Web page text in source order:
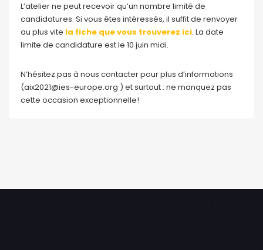
L’atelier ne peut recevoir qu’un nombre limité de
candidatures. Si vous êtes intéressés, il suffit de renvoyer
au plus vite la fiche que vous trouverez ici. La date
limite de candidature est le 10 juin midi.
N’hésitez pas à nous contacter pour plus d’informations
(aix2021@ies-europe.org ) et surtout : ne manquez pas
cette occasion exceptionnelle!